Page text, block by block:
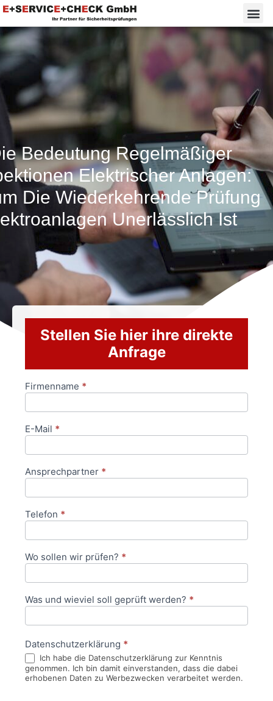
Bedeutung Regelmäßiger
Elektrischer Anlagen:
Die Wiederkehrende Prüfung
Unerlässlich Ist
Stellen Sie hier ihre direkte
Anfrage
Anfrageformular
Firmenname *
E-Mail *
Ansprechpartner *
Telefon *
Wo sollen wir prüfen? *
Was und wieviel soll geprüft werden? *
Datenschutzerklärung *
Ich habe die Datenschutzerklärung zur Kenntnis
genommen. Ich bin damit einverstanden, dass die dabei
erhobenen Daten zu Werbezwecken verarbeitet werden.